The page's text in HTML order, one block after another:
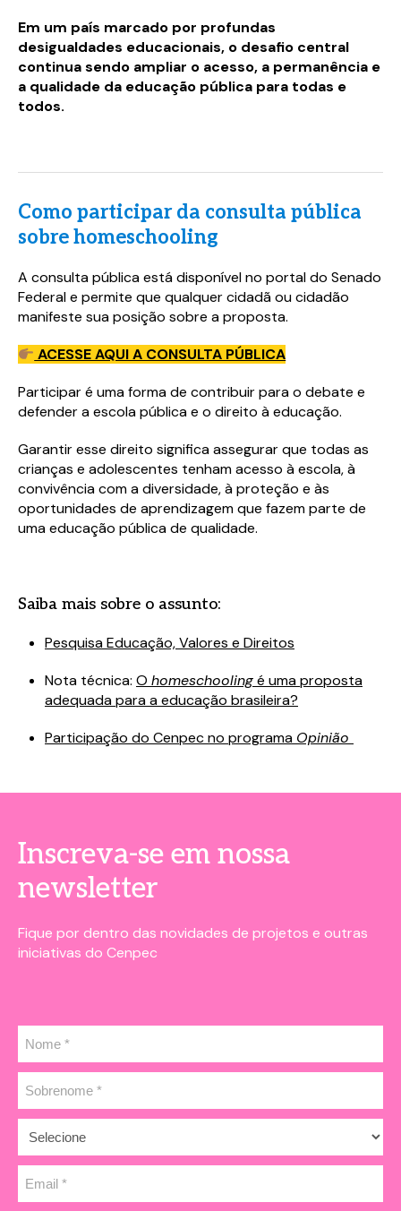
Em um país marcado por profundas
desigualdades educacionais, o desafio central
continua sendo ampliar o acesso, a permanência e
a qualidade da educação pública para todas e
todos.
Como participar da consulta pública
sobre homeschooling
A consulta pública está disponível no portal do Senado
Federal e permite que qualquer cidadã ou cidadão
manifeste sua posição sobre a proposta.
ACESSE AQUI A CONSULTA PÚBLICA
Participar é uma forma de contribuir para o debate e
defender a escola pública e o direito à educação.
Garantir esse direito significa assegurar que todas as
crianças e adolescentes tenham acesso à escola, à
convivência com a diversidade, à proteção e às
oportunidades de aprendizagem que fazem parte de
uma educação pública de qualidade.
Saiba mais sobre o assunto:
Pesquisa Educação, Valores e Direitos
Nota técnica: O homeschoolingé uma proposta
adequada para a educação brasileira?
Participação do Cenpec no programa Opinião
Inscreva-se em nossa
newsletter
Fique por dentro das novidades de projetos e outras
iniciativas do Cenpec